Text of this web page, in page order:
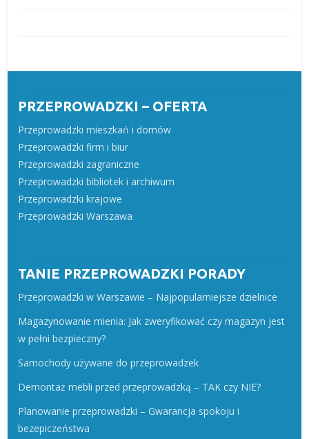
PRZEPROWADZKI – OFERTA
Przeprowadzki mieszkań i domów
Przeprowadzki firm i biur
Przeprowadzki zagraniczne
Przeprowadzki bibliotek i archiwum
Przeprowadzki krajowe
Przeprowadzki Warszawa
TANIE PRZEPROWADZKI PORADY
Przeprowadzki w Warszawie – Najpopularniejsze dzielnice
Magazynowanie mienia: Jak zweryfikować czy magazyn jest
w pełni bezpieczny?
Samochody używane do przeprowadzek
Demontaż mebli przed przeprowadzką – TAK czy NIE?
Planowanie przeprowadzki – Gwarancja spokoju i
bezepiczeństwa